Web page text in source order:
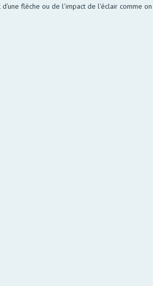
flèche ou de l'impact de l'éclair comme